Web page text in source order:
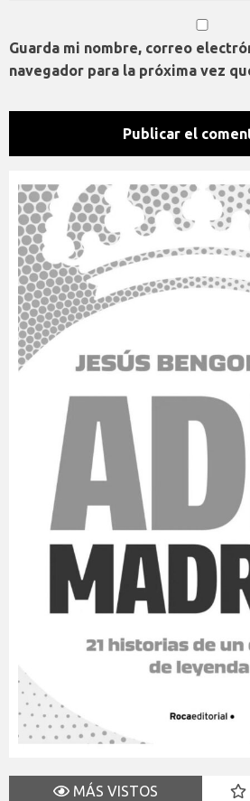
Guarda mi nombre, correo
navegador para la próxima vez
MÁS VISTOS